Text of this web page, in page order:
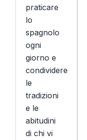
praticare
lo
spagnolo
ogni
giorno e
condividere
le
tradizioni
e le
abitudini
di chi vi